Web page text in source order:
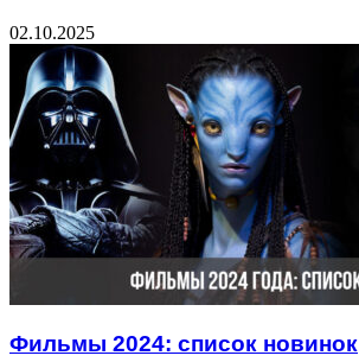
02.10.2025
Фильмы 2024: список новинок